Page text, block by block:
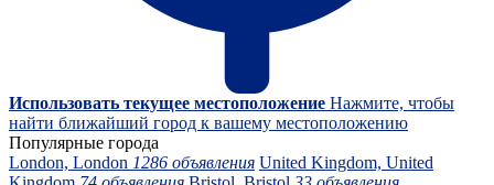
Использовать текущее местоположение Нажмите, чтобы
найти ближайший город к вашему местоположению
Популярные города
London, London 1286 объявления United Kingdom, United